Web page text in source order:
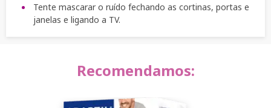
Tente mascarar o ruído fechando as cortinas, portas e
janelas e ligando a TV.
Recomendamos: